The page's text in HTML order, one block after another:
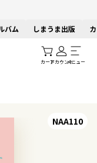
バム しまうま出版
カートアカウントメニュー
NAA110